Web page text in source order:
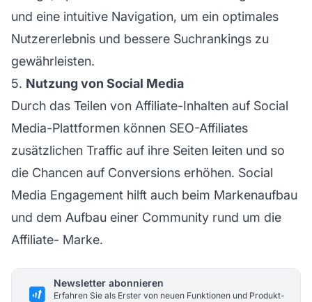
und eine intuitive Navigation, um ein optimales
Nutzererlebnis und bessere Suchrankings zu
gewährleisten.
5. Nutzung von Social Media
Durch das Teilen von Affiliate-Inhalten auf Social
Media-Plattformen können SEO-Affiliates
zusätzlichen Traffic auf ihre Seiten leiten und so
die Chancen auf Conversions erhöhen. Social
Media Engagement hilft auch beim Markenaufbau
und dem Aufbau einer Community rund um die
Affiliate- Marke.
Newsletter abonnieren
Erfahren Sie als Erster von neuen Funktionen und Produkt-